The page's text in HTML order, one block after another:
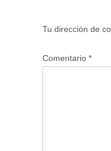
Tu dirección de
Comentario *